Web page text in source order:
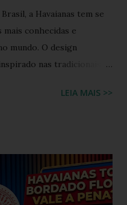
a Havaianas tem se
mais conhecidas e
mundo. O design
nas tradicionais
o mundo. Hoje, a marca
ao estilo de vida
dos chinelos, a marca
e acessórios, solidificando
LEIA MAIS >>